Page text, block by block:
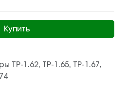
Купить
ТР-1.62, ТР-1.65, ТР-1.67,